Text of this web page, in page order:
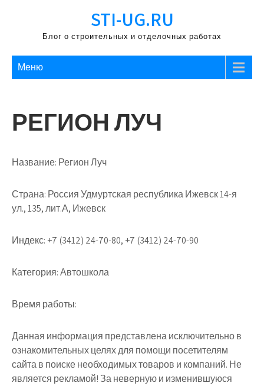
содержимому
STI-UG.RU
Блог о строительных и отделочных работах
Меню
РЕГИОН ЛУЧ
Название: Регион Луч
Страна: Россия Удмуртская республика Ижевск 14-я
ул., 135, лит.А, Ижевск
Индекс: +7 (3412) 24-70-80, +7 (3412) 24-70-90
Категория:Автошкола
Время работы:
Данная информация представлена исключительно в
ознакомительных целях для помощи посетителям
сайта в поиске необходимых товаров и компаний. Не
является рекламой! За неверную и изменившуюся